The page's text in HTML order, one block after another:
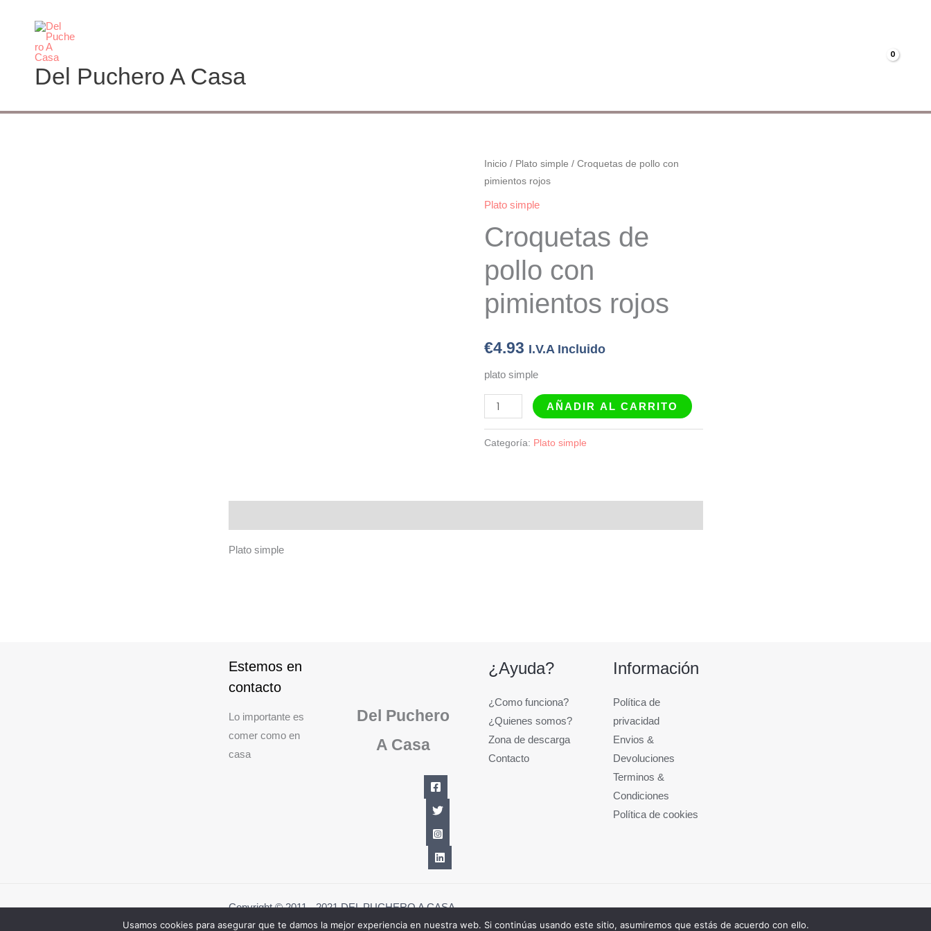
contenido
Del Puchero A Casa
Inicio / Plato simple / Croquetas de pollo con
pimientos rojos
Plato simple
Croquetas de
pollo con
pimientos rojos
€4.93 I.V.A Incluido
plato simple
Croquetas
de
pollo
pimientos
cantidad
AÑADIR AL CARRITO
Categoría: Plato simple
Plato simple
Estemos en
contacto
Lo importante es
comer como en
casa
Del Puchero
A Casa
¿Ayuda?
¿Como funciona?
¿Quienes somos?
Zona de descarga
Contacto
Información
Política de
privacidad
Envios &
Devoluciones
Terminos &
Condiciones
Política de cookies
Copyright © 2011 - 2021 DEL PUCHERO A CASA
Usamos cookies para asegurar que te damos la mejor experiencia en nuestra web. Si continúas usando este sitio, asumiremos que estás de acuerdo con ello.